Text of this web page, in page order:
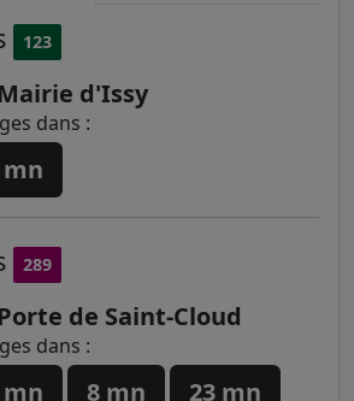
123
d'Issy
dans :
mn
289
de Saint-Cloud
dans :
mn 8 mn 23 mn